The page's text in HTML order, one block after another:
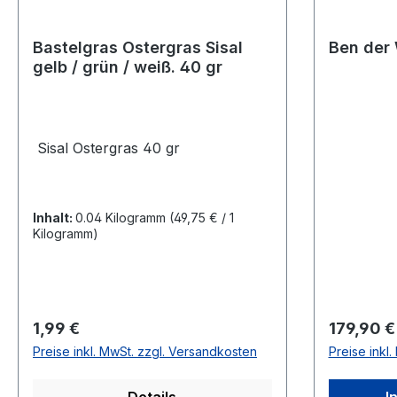
Bastelgras Ostergras Sisal
gelb / grün / weiß. 40 gr
Sisal Ostergras 40 gr
Inhalt: 0.04 Kilogramm (49,75 € / 1
Kilogramm)
Regulärer Preis:
1,99 €
Preise inkl. MwSt. zzgl. Versandkosten
Ben der
179,90 €
Preise inkl.